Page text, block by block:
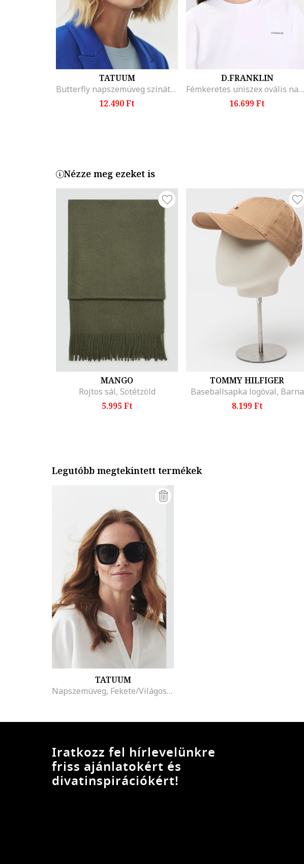
TATUUM
Butterfly napszemüveg színátmenetes lencsékkel, Aranyszín/Világoskék
12.490 Ft
D.FRANKLIN
Fémkeretes uniszex ovális napszemüveg, Fekete/Ezüstszín
16.699 Ft
Nézze meg ezeket is
MANGO
Rojtos sál, Sötétzöld
5.995 Ft
TOMMY HILFIGER
Baseballsapka logóval, Barna
8.199 Ft
Legutóbb megtekintett termékek
TATUUM
Napszemüveg, Fekete/Világosbarna
Iratkozz fel hírlevelünkre
friss ajánlatokért és
divatinspirációkért!